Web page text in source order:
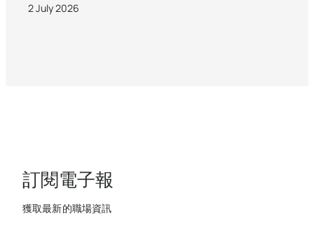
2 July 2026
訂閱電子報
獲取最新的職場資訊